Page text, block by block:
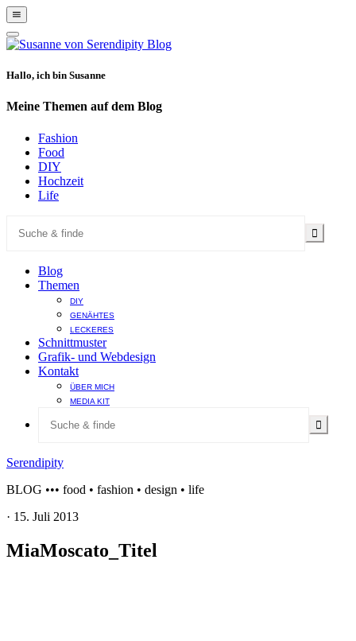
Show
Offscreen
Content
Hide
Offscreen
Hallo, ich bin Susanne
Meine Themen auf dem Blog
Fashion
Food
DIY
Hochzeit
Life
Blog
Themen
DIY
GENÄHTES
LECKERES
Schnittmuster
Grafik- und Webdesign
Kontakt
ÜBER MICH
MEDIA KIT
Serendipity
BLOG ••• food • fashion • design • life
· 15. Juli 2013
MiaMoscato_Titel